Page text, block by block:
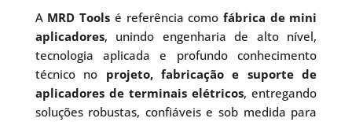
A MRD Tools é referência como fábrica de mini
aplicadores, unindo engenharia de alto nível,
tecnologia aplicada e profundo conhecimento
técnico no projeto, fabricação e suporte de
aplicadores de terminais elétricos, entregando
soluções robustas, confiáveis e sob medida para